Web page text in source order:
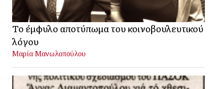
Το έμφυλο αποτύπωμα του κοινοβουλευτικού
λόγου
Μαρία Μανωλοπούλου